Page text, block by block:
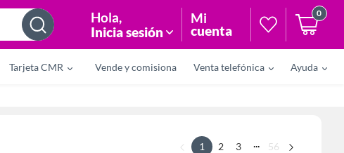
Hola,
Inicia sesión
Mi
cuenta
0
Tarjeta CMR Vende y comisiona Venta telefónica Ayuda
1 2 3 ... 56